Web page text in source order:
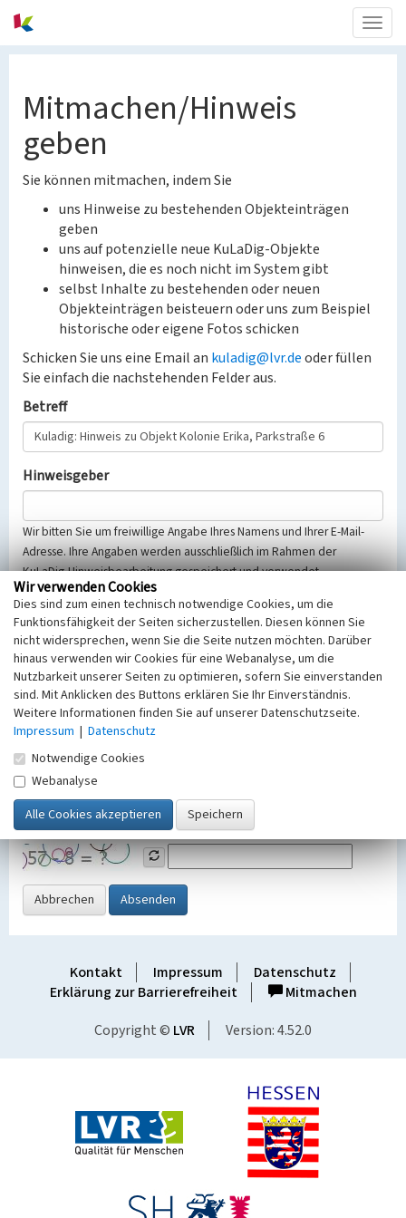
Mitmachen/Hinweis
geben
Sie können mitmachen, indem Sie
uns Hinweise zu bestehenden Objekteinträgen
geben
uns auf potenzielle neue KuLaDig-Objekte
hinweisen, die es noch nicht im System gibt
selbst Inhalte zu bestehenden oder neuen
Objekteinträgen beisteuern oder uns zum Beispiel
historische oder eigene Fotos schicken
Schicken Sie uns eine Email an kuladig@lvr.deoder füllen
Sie einfach die nachstehenden Felder aus.
Betreff
Hinweisgeber
Wir bitten Sie um freiwillige Angabe Ihres Namens und Ihrer E-Mail-
Adresse. Ihre Angaben werden ausschließlich im Rahmen der
KuLaDig-Hinweisbearbeitung gespeichert und verwendet.
Selbstverständlich werden diese entsprechend der Vorschriften des
Telemediengesetzes, des Datenschutzgesetzes NRW und der seit
dem 25.05.2018 gültigen Europäischen Datenschutzgrundverordnung
(EU-DSGVO) vertraulich behandelt, beachten Sie bitte unsere
Hinweise zumDatenschutz
Nachricht
SicherheitsabfrageTragen Sie unten das Rechenergebnis aus der
Grafik ein
Abbrechen Absenden
Kontakt Impressum
Datenschutz
Erklärung zur Barrierefreiheit
Mitmachen
Copyright © LVR Version: 4.52.0
Wir verwenden Cookies
Dies sind zum einen technisch notwendige Cookies, um die
Funktionsfähigkeit der Seiten sicherzustellen. Diesen können Sie
nicht widersprechen, wenn Sie die Seite nutzen möchten. Darüber
hinaus verwenden wir Cookies für eine Webanalyse, um die
Nutzbarkeit unserer Seiten zu optimieren, sofern Sie einverstanden
sind. Mit Anklicken des Buttons erklären Sie Ihr Einverständnis.
Weitere Informationen finden Sie auf unserer Datenschutzseite.
Impressum | Datenschutz
Notwendige Cookies
Webanalyse